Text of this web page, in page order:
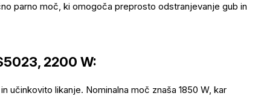
parno moč, ki omogoča preprosto odstranjevanje gub in
2200 W:
učinkovito likanje. Nominalna moč znaša 1850 W, kar